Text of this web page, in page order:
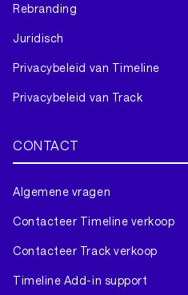
Rebranding
Juridisch
Privacybeleid van Timeline
Privacybeleid van Track
CONTACT
Algemene vragen
Contacteer Timeline verkoop
Contacteer Track verkoop
Timeline Add-in support